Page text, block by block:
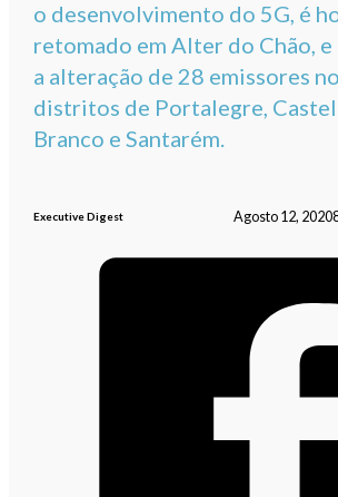
o desenvolvimento do 5G, é
retomado em Alter do Chão,
a alteração de 28 emissores
distritos de Portalegre,
Branco e Santarém.
Executive Digest Agosto 12, 2020